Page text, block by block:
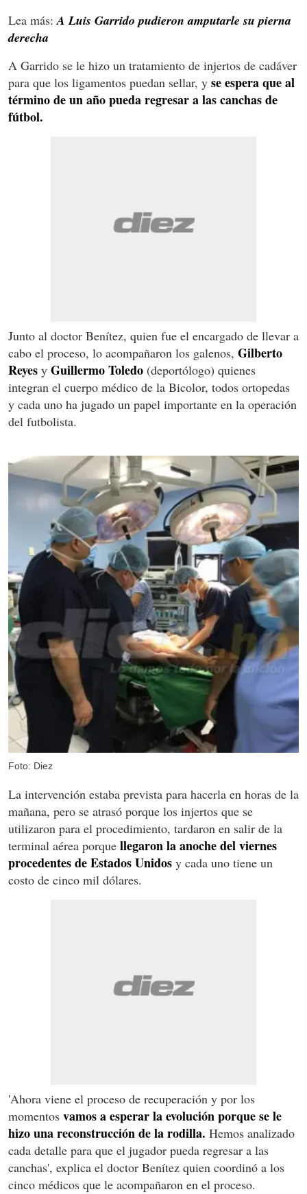
Lea más:A Luis Garrido pudieron amputarle su pierna
derecha
A Garrido se le hizo un tratamiento de injertos de cadáver
para que los ligamentos puedan sellar, y se espera que al
término de un año pueda regresar a las canchas de
fútbol.
Junto al doctor Benítez, quien fue el encargado de llevar a
cabo el proceso, lo acompañaron los galenos, Gilberto
Reyes y Guillermo Toledo (deportólogo) quienes
integran el cuerpo médico de la Bicolor, todos ortopedas
y cada uno ha jugado un papel importante en la operación
del futbolista.
Foto: Diez
La intervención estaba prevista para hacerla en horas de la
mañana, pero se atrasó porque los injertos que se
utilizaron para el procedimiento, tardaron en salir de la
terminal aérea porque llegaron la anoche del viernes
procedentes de Estados Unidos y cada uno tiene un
costo de cinco mil dólares.
'Ahora viene el proceso de recuperación y por los
momentos vamos a esperar la evolución porque se le
hizo una reconstrucción de la rodilla. Hemos analizado
cada detalle para que el jugador pueda regresar a las
canchas', explica el doctor Benítez quien coordinó a los
cinco médicos que le acompañaron en el proceso.